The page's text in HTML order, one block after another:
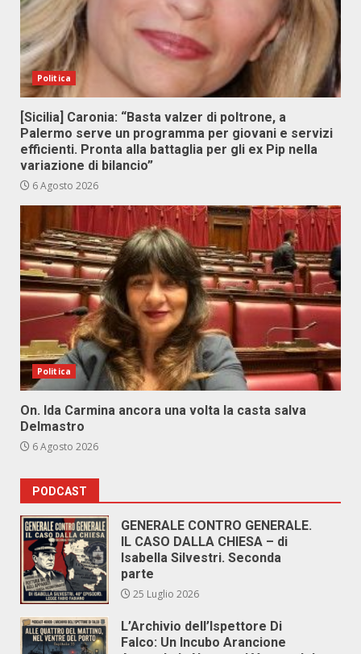
Politica
[Sicilia] Caronia: “Basta valzer di poltrone, a
Palermo serve un programma per giovani e servizi
efficienti. Pronta alla battaglia per gli ex Pip nella
variazione di bilancio”
6 Agosto 2026
Politica
On. Ida Carmina ancora una volta la casta salva
Delmastro
6 Agosto 2026
PODCAST
GENERALE CONTRO GENERALE.
IL CASO DALLA CHIESA – di
Isabella Silvestri. Seconda
parte
25 Luglio 2026
L’Archivio dell’Ispettore Di
Falco: Un Incubo Arancione